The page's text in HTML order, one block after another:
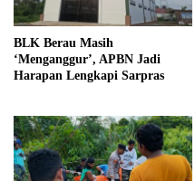
BLK Berau Masih
‘Menganggur’, APBN Jadi
Harapan Lengkapi Sarpras